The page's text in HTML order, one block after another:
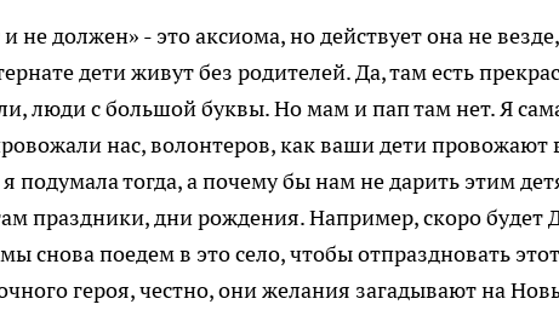
не должен» - это аксиома, но действует она не
дети живут без родителей. Да, там есть
люди с большой буквы. Но мам и пап там нет. Я
нас, волонтеров, как ваши дети провожают
я подумала тогда, а почему бы нам не дарить этим
праздники, дни рождения. Например, скоро
снова поедем в это село, чтобы отпраздновать
героя, честно, они желания загадывают на